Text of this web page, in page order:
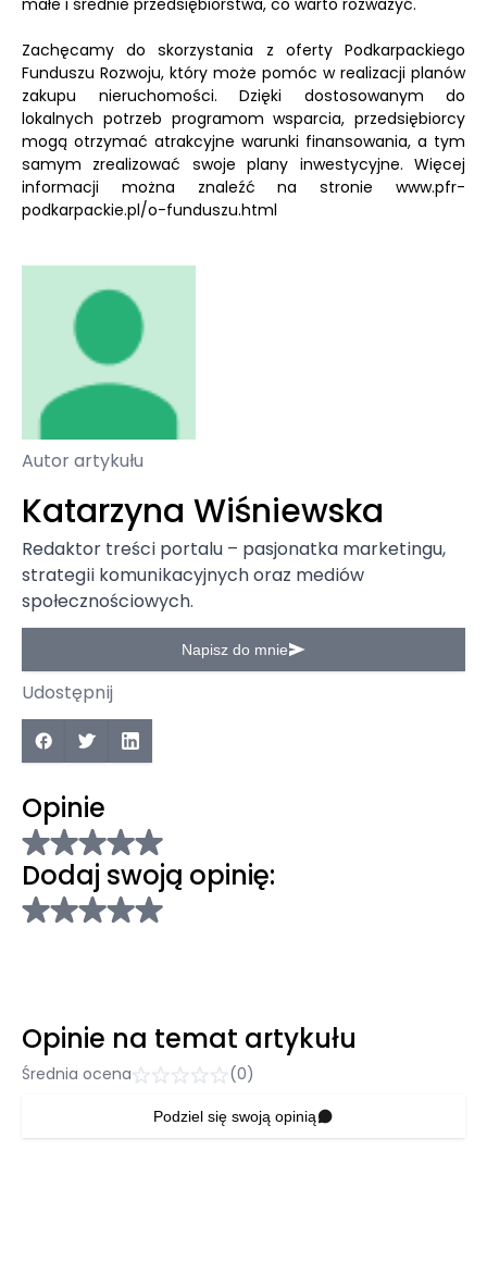
małe i średnie przedsiębiorstwa, co warto rozważyć.
Zachęcamy do skorzystania z oferty Podkarpackiego
Funduszu Rozwoju, który może pomóc w realizacji planów
zakupu nieruchomości. Dzięki dostosowanym do
lokalnych potrzeb programom wsparcia, przedsiębiorcy
mogą otrzymać atrakcyjne warunki finansowania, a tym
samym zrealizować swoje plany inwestycyjne. Więcej
informacji można znaleźć na stronie www.pfr-
podkarpackie.pl/o-funduszu.html
Autor artykułu
Katarzyna Wiśniewska
Redaktor treści portalu – pasjonatka marketingu,
strategii komunikacyjnych oraz mediów
społecznościowych.
Napisz do mnie
Udostępnij
Opinie
Dodaj swoją opinię:
Opinie na temat artykułu
Średnia ocena (0)
Podziel się swoją opinią